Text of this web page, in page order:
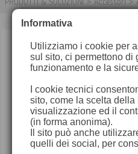
PRODOTTI & SOLUZIONI > Accessori >
Informativa
Utilizziamo i cookie per
sul sito, ci permettono di
funzionamento e la
I cookie tecnici
sito, come la scelta
visualizzazione ed il
(in forma anonima).
Il sito può anche
quelli dei social, per